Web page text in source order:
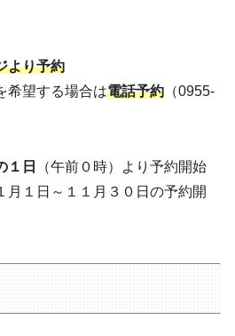
より予約
希望する場合は電話予約 （0955-
１日
（午前０時）より予約開始
月１日～１１月３０日の予約開